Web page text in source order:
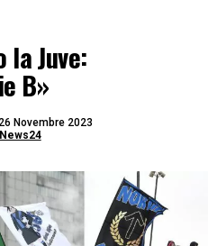
Juve:
B»
26 Novembre 2023